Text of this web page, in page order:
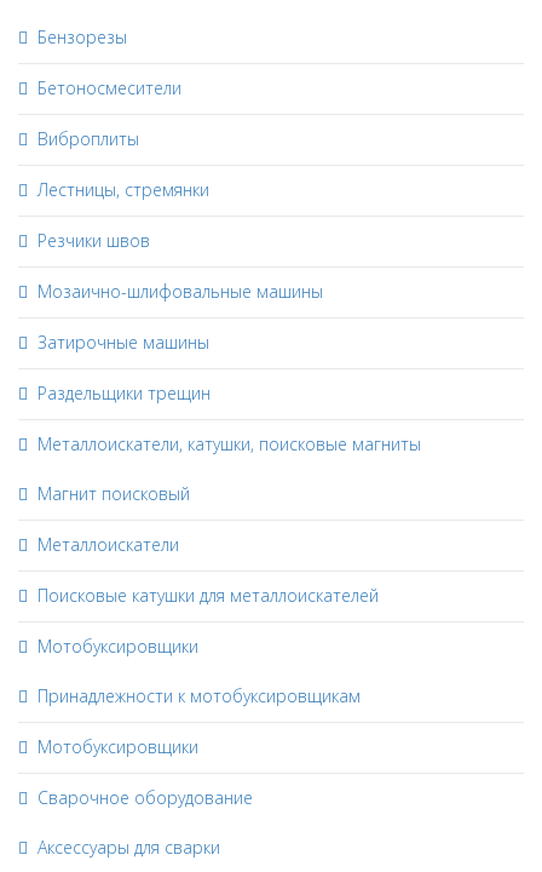
Бензорезы
Бетоносмесители
Виброплиты
Лестницы, стремянки
Резчики швов
Мозаично-шлифовальные машины
Затирочные машины
Раздельщики трещин
Металлоискатели, катушки, поисковые магниты
Магнит поисковый
Металлоискатели
Поисковые катушки для металлоискателей
Мотобуксировщики
Принадлежности к мотобуксировщикам
Мотобуксировщики
Сварочное оборудование
Аксессуары для сварки